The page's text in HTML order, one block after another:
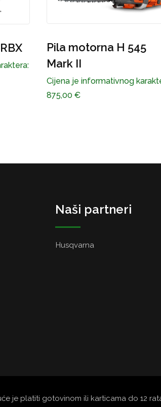
H 545
karaktera:
Cijena je
Naši partneri
Husqvarna
je platiti gotovinom ili karticama do 12